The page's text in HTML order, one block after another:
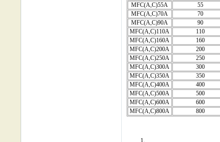
MFC(A,C)55A
55
MFC(A,C)70A
70
MFC(A,C)90A
90
MFC(A,C)110A
110
MFC(A,C)160A
160
MFC(A,C)200A
200
MFC(A,C)250A
250
MFC(A,C)300A
300
MFC(A,C)350A
350
MFC(A,C)400A
400
MFC(A,C)500A
500
MFC(A,C)600A
600
MFC(A,C)800A
800